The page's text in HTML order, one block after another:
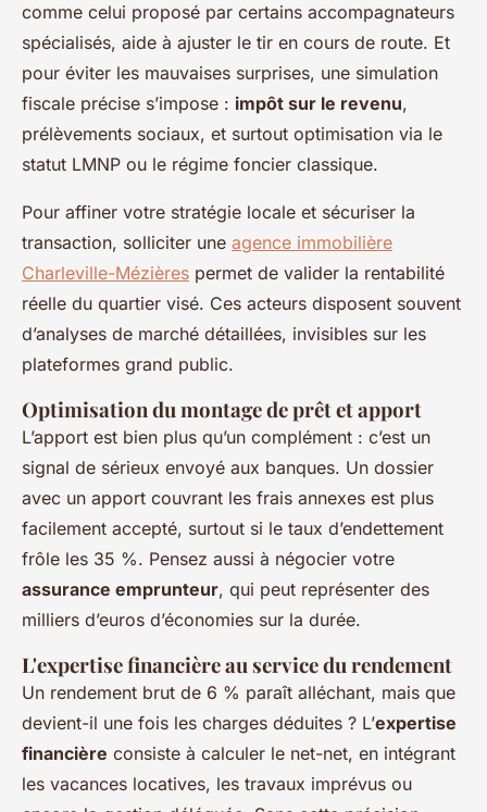
comme celui proposé par certains accompagnateurs
spécialisés, aide à ajuster le tir en cours de route. Et
pour éviter les mauvaises surprises, une simulation
fiscale précise s’impose : impôt sur le revenu,
prélèvements sociaux, et surtout optimisation via le
statut LMNP ou le régime foncier classique.
Pour affiner votre stratégie locale et sécuriser la
transaction, solliciter une agence immobilière
Charleville-Mézières permet de valider la rentabilité
réelle du quartier visé. Ces acteurs disposent souvent
d’analyses de marché détaillées, invisibles sur les
plateformes grand public.
Optimisation du montage de prêt et apport
L’apport est bien plus qu’un complément : c’est un
signal de sérieux envoyé aux banques. Un dossier
avec un apport couvrant les frais annexes est plus
facilement accepté, surtout si le taux d’endettement
frôle les 35 %. Pensez aussi à négocier votre
assurance emprunteur, qui peut représenter des
milliers d’euros d’économies sur la durée.
L'expertise financière au service du rendement
Un rendement brut de 6 % paraît alléchant, mais que
devient-il une fois les charges déduites ? L’expertise
financière consiste à calculer le net-net, en intégrant
les vacances locatives, les travaux imprévus ou